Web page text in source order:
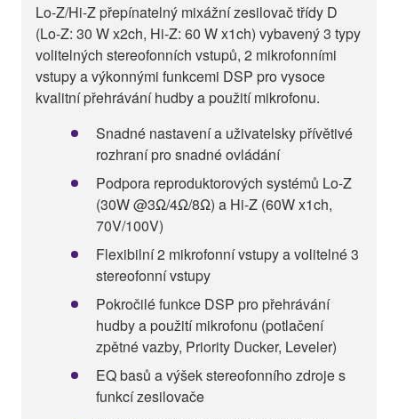
Lo-Z/Hi-Z přepínatelný mixážní zesilovač třídy D
(Lo-Z: 30 W x2ch, Hi-Z: 60 W x1ch) vybavený 3 typy
volitelných stereofonních vstupů, 2 mikrofonními
vstupy a výkonnými funkcemi DSP pro vysoce
kvalitní přehrávání hudby a použití mikrofonu.
Snadné nastavení a uživatelsky přívětivé
rozhraní pro snadné ovládání
Podpora reproduktorových systémů Lo-Z
(30W @3Ω/4Ω/8Ω) a Hi-Z (60W x1ch,
70V/100V)
Flexibilní 2 mikrofonní vstupy a volitelné 3
stereofonní vstupy
Pokročilé funkce DSP pro přehrávání
hudby a použití mikrofonu (potlačení
zpětné vazby, Priority Ducker, Leveler)
EQ basů a výšek stereofonního zdroje s
funkcí zesilovače